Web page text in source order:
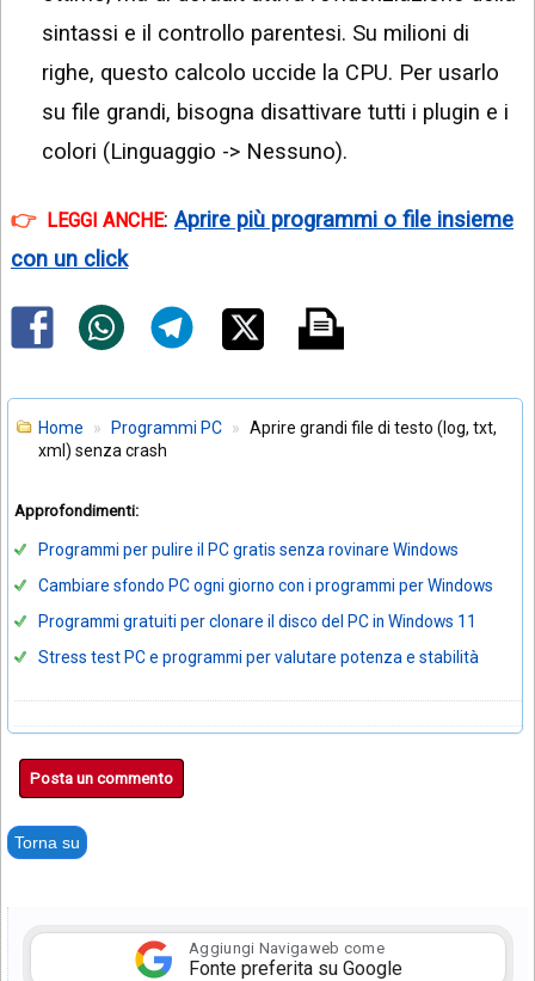
sintassi e il controllo parentesi. Su milioni di
righe, questo calcolo uccide la CPU. Per usarlo
su file grandi, bisogna disattivare tutti i plugin e i
colori (Linguaggio -> Nessuno).
LEGGI ANCHE:Aprire più programmi o file insieme
con un click
Home Programmi PC
Aprire grandi file di testo (log, txt,
xml) senza crash
Approfondimenti:
Programmi per pulire il PC gratis senza rovinare Windows
Cambiare sfondo PC ogni giorno con i programmi per Windows
Programmi gratuiti per clonare il disco del PC in Windows 11
Stress test PC e programmi per valutare potenza e stabilità
Posta un commento
Torna su
Aggiungi Navigaweb come
Fonte preferita su Google